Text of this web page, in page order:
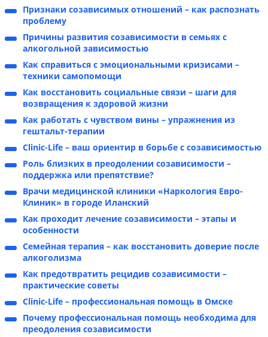
Признаки созависимых отношений – как распознать
проблему
Причины развития созависимости в семьях с
алкогольной зависимостью
Как справиться с эмоциональными кризисами –
техники самопомощи
Как восстановить социальные связи – шаги для
возвращения к здоровой жизни
Как работать с чувством вины – упражнения из
гештальт-терапии
Clinic-Life – ваш ориентир в борьбе с созависимостью
Роль близких в преодолении созависимости –
поддержка или препятствие?
Врачи медицинской клиники «Наркология Евро-
Клиник» в городе Иланский
Как проходит лечение созависимости – этапы и
особенности
Семейная терапия – как восстановить доверие после
алкоголизма
Как предотвратить рецидив созависимости –
практические советы
Clinic-Life – профессиональная помощь в Омске
Почему профессиональная помощь необходима для
преодоления созависимости